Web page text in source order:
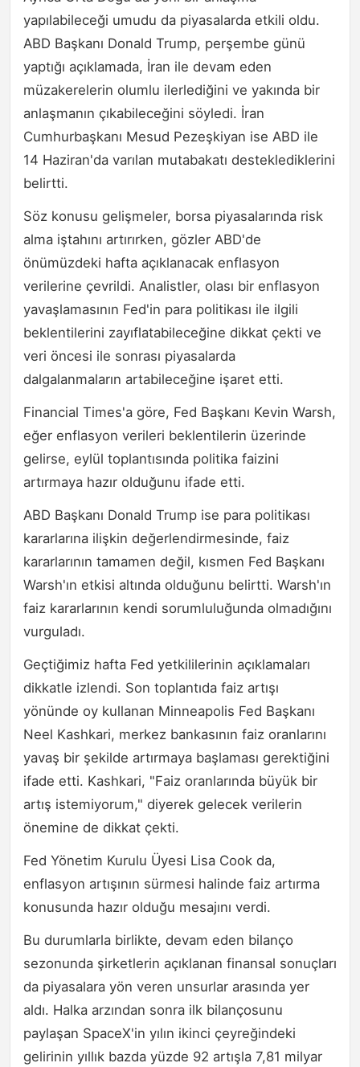
yapılabileceği umudu da piyasalarda etkili oldu.
ABD Başkanı Donald Trump, perşembe günü
yaptığı açıklamada, İran ile devam eden
müzakerelerin olumlu ilerlediğini ve yakında bir
anlaşmanın çıkabileceğini söyledi. İran
Cumhurbaşkanı Mesud Pezeşkiyan ise ABD ile
14 Haziran'da varılan mutabakatı desteklediklerini
belirtti.
Söz konusu gelişmeler, borsa piyasalarında risk
alma iştahını artırırken, gözler ABD'de
önümüzdeki hafta açıklanacak enflasyon
verilerine çevrildi. Analistler, olası bir enflasyon
yavaşlamasının Fed'in para politikası ile ilgili
beklentilerini zayıflatabileceğine dikkat çekti ve
veri öncesi ile sonrası piyasalarda
dalgalanmaların artabileceğine işaret etti.
Financial Times'a göre, Fed Başkanı Kevin Warsh,
eğer enflasyon verileri beklentilerin üzerinde
gelirse, eylül toplantısında politika faizini
artırmaya hazır olduğunu ifade etti.
ABD Başkanı Donald Trump ise para politikası
kararlarına ilişkin değerlendirmesinde, faiz
kararlarının tamamen değil, kısmen Fed Başkanı
Warsh'ın etkisi altında olduğunu belirtti. Warsh'ın
faiz kararlarının kendi sorumluluğunda olmadığını
vurguladı.
Geçtiğimiz hafta Fed yetkililerinin açıklamaları
dikkatle izlendi. Son toplantıda faiz artışı
yönünde oy kullanan Minneapolis Fed Başkanı
Neel Kashkari, merkez bankasının faiz oranlarını
yavaş bir şekilde artırmaya başlaması gerektiğini
ifade etti. Kashkari, "Faiz oranlarında büyük bir
artış istemiyorum," diyerek gelecek verilerin
önemine de dikkat çekti.
Fed Yönetim Kurulu Üyesi Lisa Cook da,
enflasyon artışının sürmesi halinde faiz artırma
konusunda hazır olduğu mesajını verdi.
Bu durumlarla birlikte, devam eden bilanço
sezonunda şirketlerin açıklanan finansal sonuçları
da piyasalara yön veren unsurlar arasında yer
aldı. Halka arzından sonra ilk bilançosunu
paylaşan SpaceX'in yılın ikinci çeyreğindeki
gelirinin yıllık bazda yüzde 92 artışla 7,81 milyar